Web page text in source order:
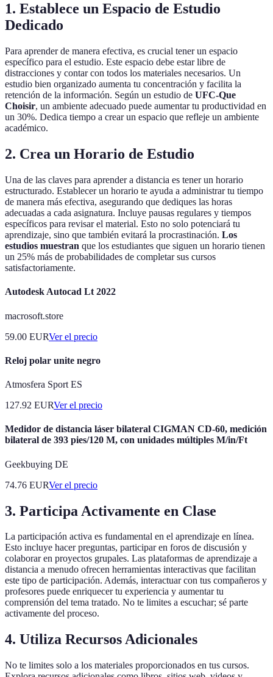
1. Establece un Espacio de Estudio
Dedicado
Para aprender de manera efectiva, es crucial tener un espacio
específico para el estudio. Este espacio debe estar libre de
distracciones y contar con todos los materiales necesarios. Un
estudio bien organizado aumenta tu concentración y facilita la
retención de la información. Según un estudio de UFC-Que
Choisir, un ambiente adecuado puede aumentar tu productividad en
un 30%. Dedica tiempo a crear un espacio que refleje un ambiente
académico.
2. Crea un Horario de Estudio
Una de las claves para aprender a distancia es tener un horario
estructurado. Establecer un horario te ayuda a administrar tu tiempo
de manera más efectiva, asegurando que dediques las horas
adecuadas a cada asignatura. Incluye pausas regulares y tiempos
específicos para revisar el material. Esto no solo potenciará tu
aprendizaje, sino que también evitará la procrastinación. Los
estudios muestran que los estudiantes que siguen un horario tienen
un 25% más de probabilidades de completar sus cursos
satisfactoriamente.
Autodesk Autocad Lt 2022
macrosoft.store
59.00 EURVer el precio
Reloj polar unite negro
Atmosfera Sport ES
127.92 EURVer el precio
Medidor de distancia láser bilateral CIGMAN CD-60, medición
bilateral de 393 pies/120 M, con unidades múltiples M/in/Ft
Geekbuying DE
74.76 EURVer el precio
3. Participa Activamente en Clase
La participación activa es fundamental en el aprendizaje en línea.
Esto incluye hacer preguntas, participar en foros de discusión y
colaborar en proyectos grupales. Las plataformas de aprendizaje a
distancia a menudo ofrecen herramientas interactivas que facilitan
este tipo de participación. Además, interactuar con tus compañeros y
profesores puede enriquecer tu experiencia y aumentar tu
comprensión del tema tratado. No te limites a escuchar; sé parte
activamente del proceso.
4. Utiliza Recursos Adicionales
No te limites solo a los materiales proporcionados en tus cursos.